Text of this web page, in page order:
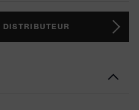
DISTRIBUTEUR